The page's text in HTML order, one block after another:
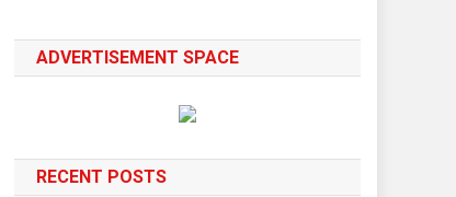
ADVERTISEMENT SPACE
RECENT POSTS